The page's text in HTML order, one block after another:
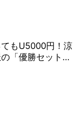
てもU5000円！涼
「優勝セット」